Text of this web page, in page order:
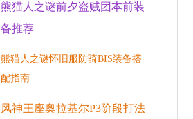
熊猫人之谜前夕盗贼团本前装
备推荐
熊猫人之谜怀旧服防骑BIS装备搭
配指南
风神王座奥拉基尔P3阶段打法